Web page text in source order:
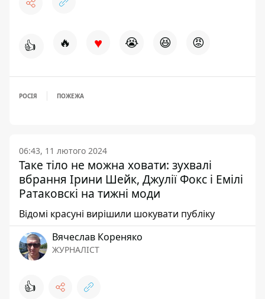
👍 🔥 ♥ 😭 😆 😡
РОСІЯ ПОЖЕЖА
06:43, 11 лютого 2024
Таке тіло не можна ховати: зухвалі
вбрання Ірини Шейк, Джулії Фокс і Емілі
Ратаковскі на тижні моди
Відомі красуні вирішили шокувати публіку
Вячеслав Кореняко
ЖУРНАЛІСТ
👍